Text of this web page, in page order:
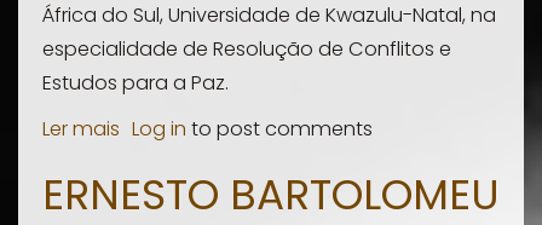
África do Sul, Universidade de Kwazulu-Natal, na
especialidade de Resolução de Conflitos e
Estudos para a Paz.
Ler mais sobre
Inácio
Log in to post comments
ERNESTO BARTOLOMEU